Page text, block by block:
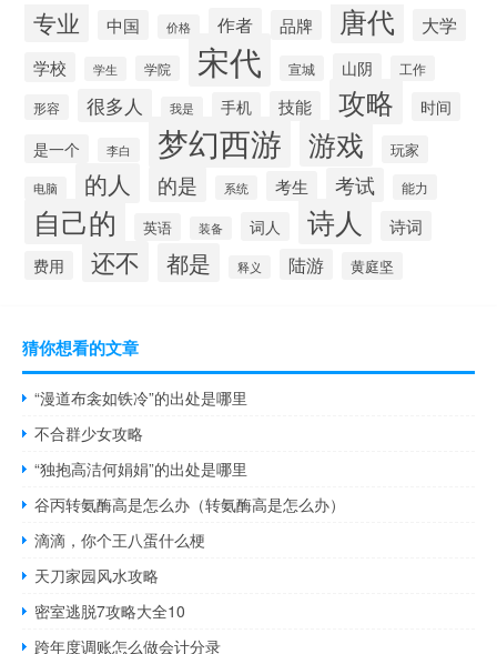
专业 中国 价格 作者 品牌 唐代 大学
学校 学生 学院 宋代 宣城 山阴 工作
形容 很多人 我是 手机 技能 攻略
时间
是一个
李白 梦幻西游 游戏 玩家
电脑 的人 的是 系统 考生 考试 能力
自己的 英语 装备 词人 诗人 诗词
费用 还不 都是 释义 陆游 黄庭坚
猜你想看的文章
“漫道布衾如铁冷”的出处是哪里
不合群少女攻略
“独抱高洁何娟娟”的出处是哪里
谷丙转氨酶高是怎么办（转氨酶高是怎么办）
滴滴，你个王八蛋什么梗
天刀家园风水攻略
密室逃脱7攻略大全10
跨年度调账怎么做会计分录